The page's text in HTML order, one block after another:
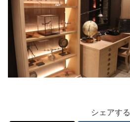
シェアする